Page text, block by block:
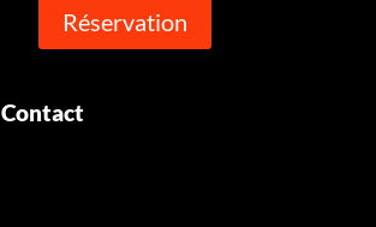
Réservation
Contact